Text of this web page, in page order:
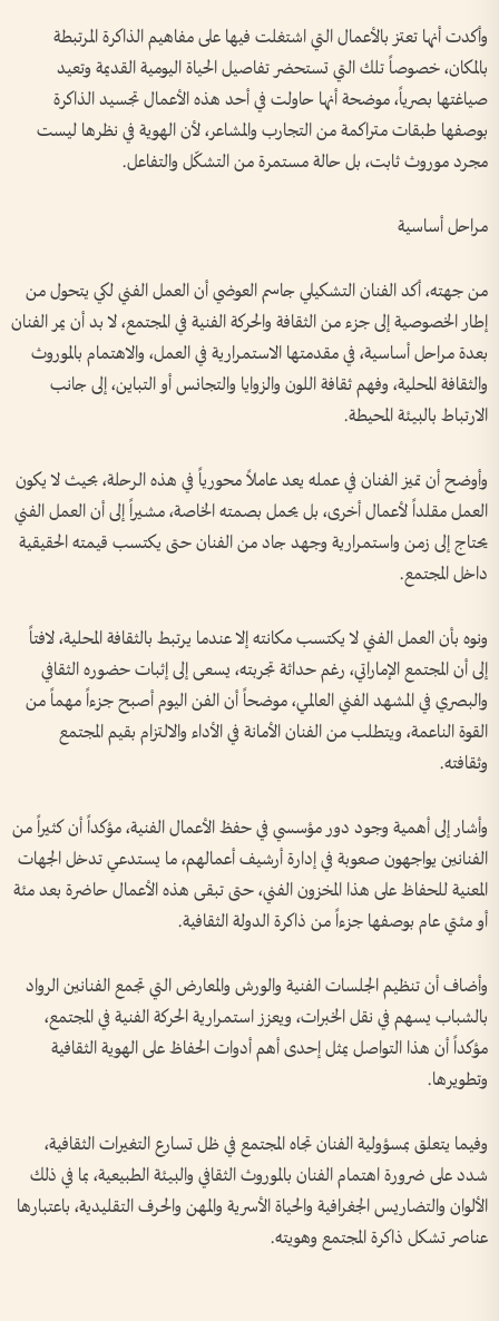
وأكدت أنها تعتز بالأعمال التي اشتغلت فيها على مفاهيم الذاكرة المرتبطة
بالمكان، خصوصاً تلك التي تستحضر تفاصيل الحياة اليومية القديمة وتعيد
صياغتها بصرياً، موضحة أنها حاولت في أحد هذه الأعمال تجسيد الذاكرة
بوصفها طبقات متراكمة من التجارب والمشاعر، لأن الهوية في نظرها ليست
مجرد موروث ثابت، بل حالة مستمرة من التشكّل والتفاعل.
مراحل أساسية
من جهته، أكد الفنان التشكيلي جاسم العوضي أن العمل الفني لكي يتحول من
إطار الخصوصية إلى جزء من الثقافة والحركة الفنية في المجتمع، لا بد أن يمر الفنان
بعدة مراحل أساسية، في مقدمتها الاستمرارية في العمل، والاهتمام بالموروث
والثقافة المحلية، وفهم ثقافة اللون والزوايا والتجانس أو التباين، إلى جانب
الارتباط بالبيئة المحيطة.
وأوضح أن تميز الفنان في عمله يعد عاملاً محورياً في هذه الرحلة، بحيث لا يكون
العمل مقلداً لأعمال أخرى، بل يحمل بصمته الخاصة، مشيراً إلى أن العمل الفني
يحتاج إلى زمن واستمرارية وجهد جاد من الفنان حتى يكتسب قيمته الحقيقية
داخل المجتمع.
ونوه بأن العمل الفني لا يكتسب مكانته إلا عندما يرتبط بالثقافة المحلية، لافتاً
إلى أن المجتمع الإماراتي، رغم حداثة تجربته، يسعى إلى إثبات حضوره الثقافي
والبصري في المشهد الفني العالمي، موضحاً أن الفن اليوم أصبح جزءاً مهماً من
القوة الناعمة، ويتطلب من الفنان الأمانة في الأداء والالتزام بقيم المجتمع
وثقافته.
وأشار إلى أهمية وجود دور مؤسسي في حفظ الأعمال الفنية، مؤكداً أن كثيراً من
الفنانين يواجهون صعوبة في إدارة أرشيف أعمالهم، ما يستدعي تدخل الجهات
المعنية للحفاظ على هذا المخزون الفني، حتى تبقى هذه الأعمال حاضرة بعد مئة
أو مئتي عام بوصفها جزءاً من ذاكرة الدولة الثقافية.
وأضاف أن تنظيم الجلسات الفنية والورش والمعارض التي تجمع الفنانين الرواد
بالشباب يسهم في نقل الخبرات، ويعزز استمرارية الحركة الفنية في المجتمع،
مؤكداً أن هذا التواصل يمثل إحدى أهم أدوات الحفاظ على الهوية الثقافية
وتطويرها.
وفيما يتعلق بمسؤولية الفنان تجاه المجتمع في ظل تسارع التغيرات الثقافية،
شدد على ضرورة اهتمام الفنان بالموروث الثقافي والبيئة الطبيعية، بما في ذلك
الألوان والتضاريس الجغرافية والحياة الأسرية والمهن والحرف التقليدية، باعتبارها
عناصر تشكل ذاكرة المجتمع وهويته.